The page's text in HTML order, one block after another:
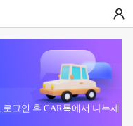
그인 후 CAR톡에서 나누세